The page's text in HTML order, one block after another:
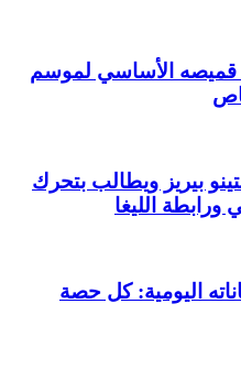
الأساسي لموسم
بيريز ويطالب بتحرك
ورابطة الليغا
اليومية: كل حصة